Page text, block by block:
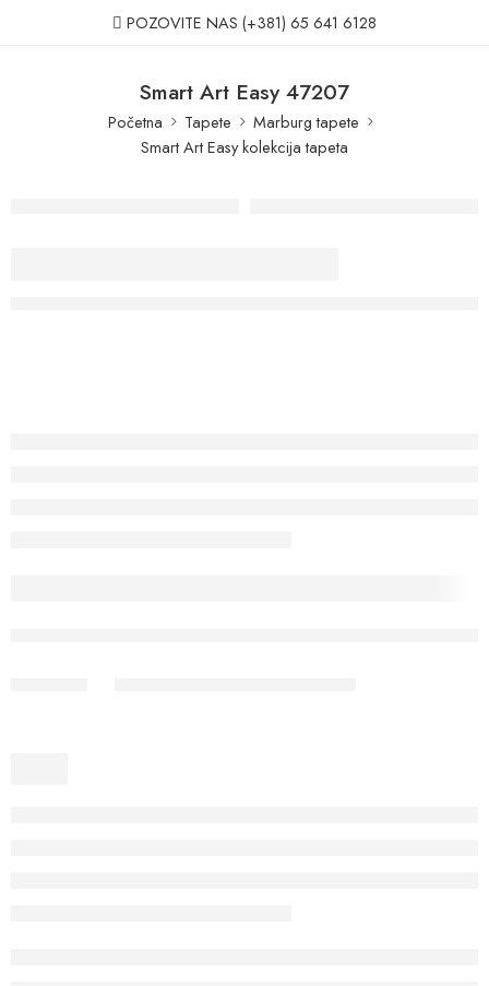
POZOVITE NAS (+381) 65 641 6128
Smart Art Easy 47207
Početna Tapete
Marburg tapete
Smart Art Easy kolekcija tapeta